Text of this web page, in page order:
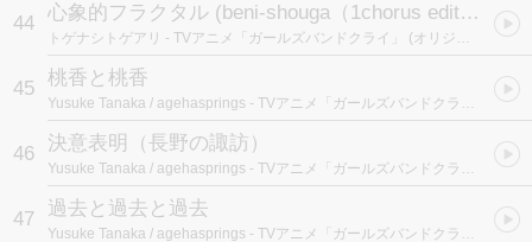
44 心象的フラクタル (beni-shouga（1chorus edit）)
トゲナシトゲアリ - TVアニメ「ガールズバンドクライ」 (オリジナルサウンドトラック)
45 桃香と桃香
Yusuke Tanaka / agehasprings - TVアニメ「ガールズバンドクライ」 (オリジナルサウンドトラック)
46 決意表明（長野の諏訪）
Yusuke Tanaka / agehasprings - TVアニメ「ガールズバンドクライ」 (オリジナルサウンドトラック)
47 過去と過去と過去
Yusuke Tanaka / agehasprings - TVアニメ「ガールズバンドクライ」 (オリジナルサウンドトラック)